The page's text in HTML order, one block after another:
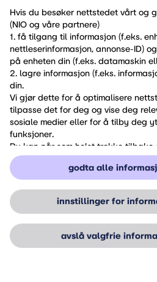
Hvis du besøker nettstedet vårt og
(NIO og våre partnere)
1. få tilgang til informasjon (f.eks.
nettleserinformasjon, annonse-ID)
på enheten din (f.eks. datamaskin
2. lagre informasjon (f.eks.
din.
Vi gjør dette for å optimalisere
tilpasse det for deg og vise deg
sosiale medier eller for å tilby deg
funksjoner.
Du kan når som helst trekke
overskriften "Innstillinger for
et individuelt valg der. Vær
tilbakekallingen av samtykket kun
Hvis du vil vite mer om
teknologi, kan du se våre
godta alle
innstillinger for
avslå valgfrie
Informasjon om dette vedlegget 1:
I det følgende finner du relevant
behandlingsaktivitetene i
nettstedstjenester. Vær
• Når det gjelder kategoriene
av
som er oppført i det følgende, se
datakategoriene som er angitt i
personvernerklæringen ovenfor.
juridiske grunnlagenefor
personopplysningene. Der det
våre eller en tredjeparts
legitime interessene ytterligere
for rettslig grunnlag. Vær
formål og basert på et annet